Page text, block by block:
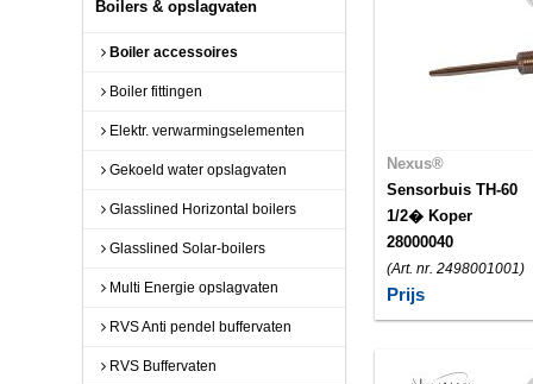
Boilers & opslagvaten
Boiler accessoires
Boiler fittingen
Elektr. verwarmingselementen
Gekoeld water opslagvaten
Glasslined Horizontal boilers
Glasslined Solar-boilers
Multi Energie opslagvaten
RVS Anti pendel buffervaten
RVS Buffervaten
Nexus®
Sensorbuis TH-60
1/2� Koper
28000040
(Art. nr. 2498001001)
Prijs